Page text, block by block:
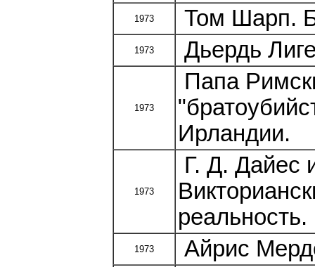
1973 Том Шарп.
1973 Дьердь
1973
Папа
Ирландии.
1973
Г. Д. Дайес
реальность.
1973 Айрис